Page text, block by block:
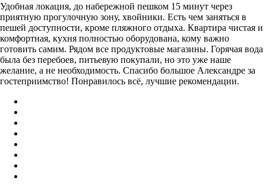
Удобная локация, до набережной пешком 15 минут через
приятную прогулочную зону, хвойники. Есть чем заняться в
пешей доступности, кроме пляжного отдыха. Квартира чистая и
комфортная, кухня полностью оборудована, кому важно
готовить самим. Рядом все продуктовые магазины. Горячая вода
была без перебоев, питьевую покупали, но это уже наше
желание, а не необходимость. Спасибо большое Александре за
гостеприимство! Понравилось всё, лучшие рекомендации.